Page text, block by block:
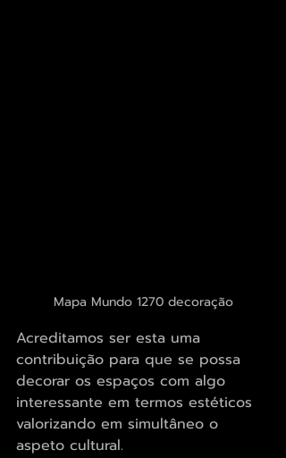
Mapa Mundo 1270 decoração
Acreditamos ser esta uma
contribuição para que se possa
decorar os espaços com algo
interessante em termos estéticos
valorizando em simultâneo o
aspeto cultural.